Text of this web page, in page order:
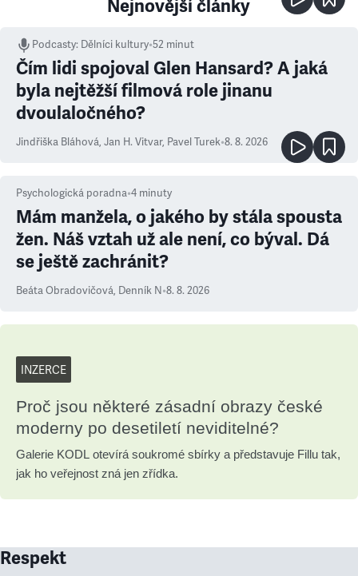
Nejnovější články
Podcasty: Dělníci kultury•52 minut
Čím lidi spojoval Glen Hansard? A jaká
byla nejtěžší filmová role jinanu
dvoulaločného?
Jindřiška Bláhová, Jan H. Vitvar, Pavel Turek•8. 8. 2026
Psychologická poradna•4 minuty
Mám manžela, o jakého by stála spousta
žen. Náš vztah už ale není, co býval. Dá
se ještě zachránit?
Beáta Obradovičová, Denník N•8. 8. 2026
INZERCE
Proč jsou některé zásadní obrazy české
moderny po desetiletí neviditelné?
Galerie KODL otevírá soukromé sbírky a představuje Fillu tak,
jak ho veřejnost zná jen zřídka.
Respekt